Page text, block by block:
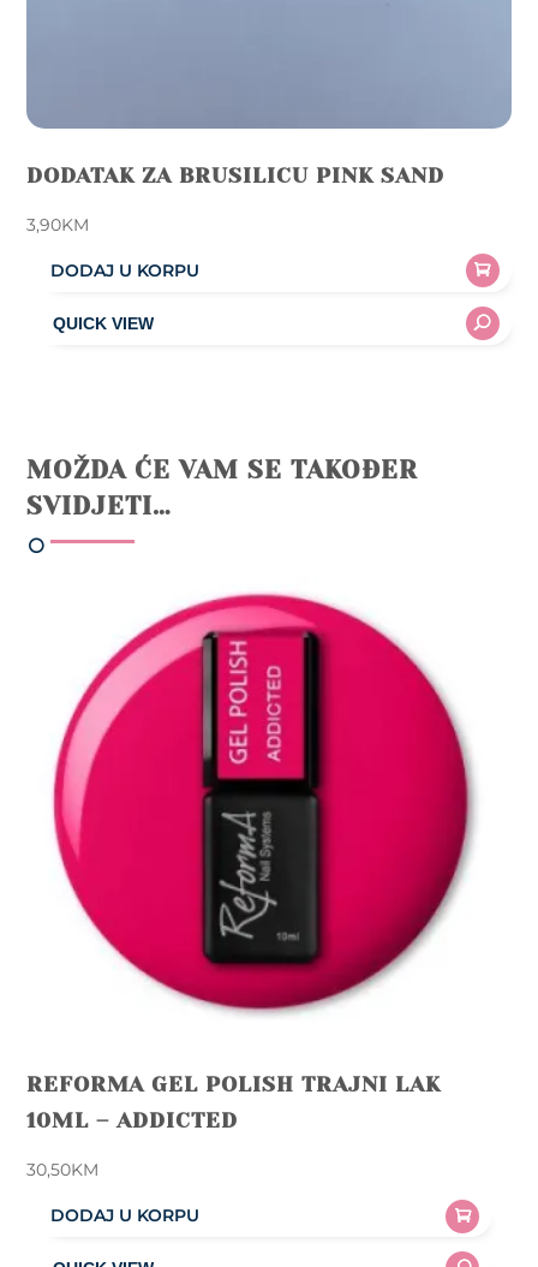
DODATAK ZA BRUSILICU PINK SAND
3,90KM
DODAJ U KORPU
MOŽDA ĆE VAM SE TAKOĐER
SVIDJETI…
REFORMA GEL POLISH TRAJNI LAK
10ML – ADDICTED
30,50KM
DODAJ U KORPU